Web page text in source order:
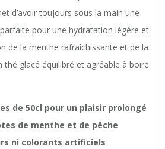
d’avoir toujours sous la main une
pour une hydratation légère et
de la menthe rafraîchissante et de la
thé glacé équilibré et agréable à boire
de 50cl pour un plaisir prolongé
de menthe et de pêche
ni colorants artificiels